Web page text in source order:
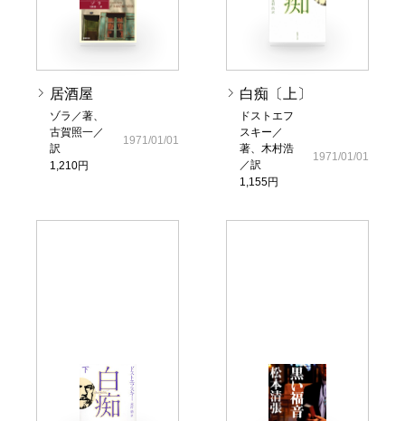
居酒屋
ゾラ／著、
古賀照一／
訳
1,210円
1971/01/01
白痴〔上〕
ドストエフ
スキー／
著、木村浩
／訳
1,155円
1971/01/01